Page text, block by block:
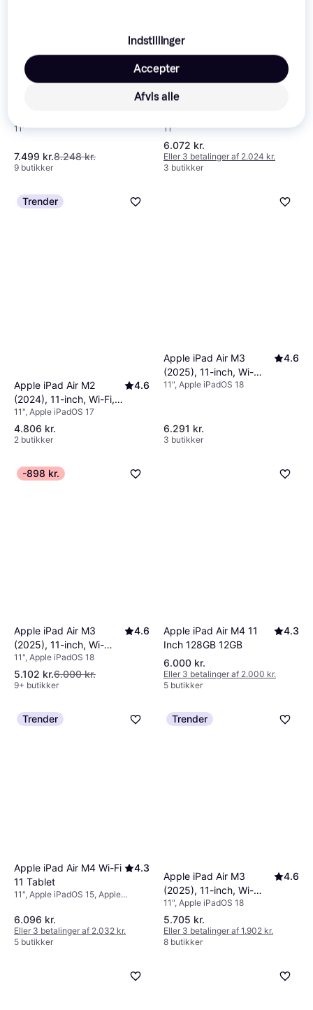
Space Gray (M4)
4.3
11"
7.499 kr.8.248 kr.
9 butikker
Apple iPad Air M4 Wi-Fi 11
11"
6.072 kr.
Eller 3 betalinger af 2.024 kr.
3 butikker
Trender
Apple iPad Air M2
(2024), 11-inch, Wi-Fi,
128GB Space Grey
4.6
11", Apple iPadOS 17
4.806 kr.
2 butikker
Apple iPad Air M3
(2025), 11-inch, Wi-
Fi+Cellular, 128GB, Blue
4.6
11", Apple iPadOS 18
6.291 kr.
3 butikker
-898 kr.
Apple iPad Air M3
(2025), 11-inch, Wi-
Fi+Cellular, 128GB,
Space Grey
4.6
11", Apple iPadOS 18
5.102 kr.6.000 kr.
9+ butikker
Apple iPad Air M4 11
Inch 128GB 12GB
4.3
6.000 kr.
Eller 3 betalinger af 2.000 kr.
5 butikker
Trender
Apple iPad Air M4 Wi-Fi
11 Tablet
4.3
11", Apple iPadOS 15, Apple
6.096 kr.
Eller 3 betalinger af 2.032 kr.
5 butikker
Trender
Apple iPad Air M3
(2025), 11-inch, Wi-
Fi+Cellular, 128GB,
Purple
4.6
11", Apple iPadOS 18
5.705 kr.
Eller 3 betalinger af 1.902 kr.
8 butikker
Indstillinger
Afvis alle
Accepter